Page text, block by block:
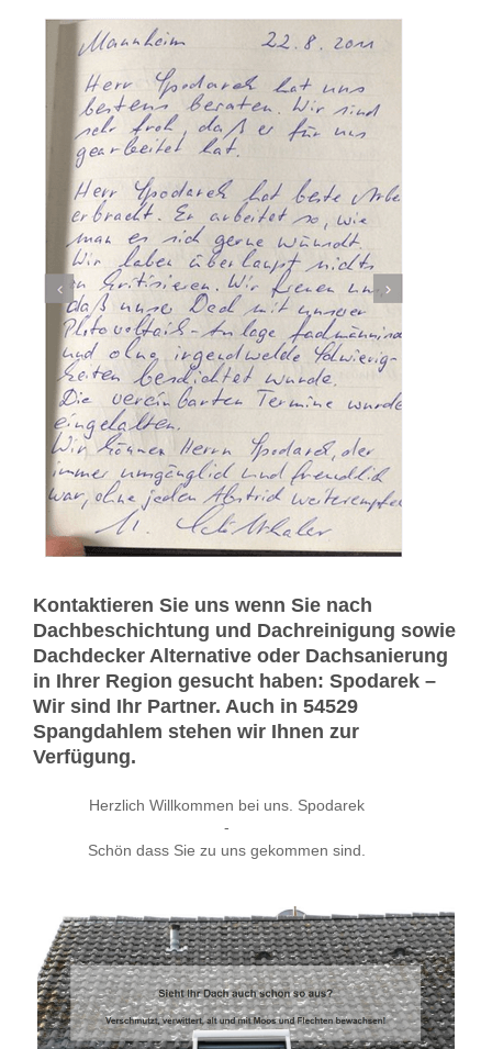
Kontaktieren Sie uns wenn Sie nach
Dachbeschichtung und Dachreinigung sowie
Dachdecker Alternative oder Dachsanierung
in Ihrer Region gesucht haben: Spodarek –
Wir sind Ihr Partner. Auch in 54529
Spangdahlem stehen wir Ihnen zur
Verfügung.
Herzlich Willkommen bei uns. Spodarek
-
Schön dass Sie zu uns gekommen sind.